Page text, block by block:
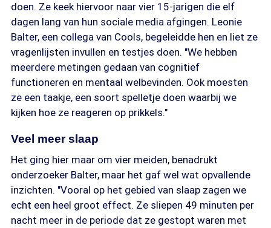
doen. Ze keek hiervoor naar vier 15-jarigen die elf
dagen lang van hun sociale media afgingen. Leonie
Balter, een collega van Cools, begeleidde hen en liet ze
vragenlijsten invullen en testjes doen. "We hebben
meerdere metingen gedaan van cognitief
functioneren en mentaal welbevinden. Ook moesten
ze een taakje, een soort spelletje doen waarbij we
kijken hoe ze reageren op prikkels."
Veel meer slaap
Het ging hier maar om vier meiden, benadrukt
onderzoeker Balter, maar het gaf wel wat opvallende
inzichten. "Vooral op het gebied van slaap zagen we
echt een heel groot effect. Ze sliepen 49 minuten per
nacht meer in de periode dat ze gestopt waren met